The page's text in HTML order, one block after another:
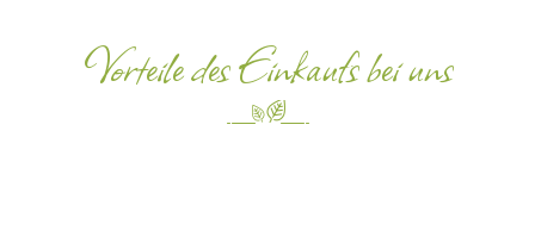
Vorteile des Einkaufs bei uns